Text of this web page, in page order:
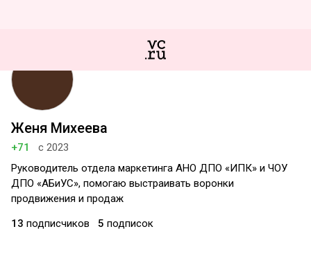
Женя Михеева
+71
с 2023
Руководитель отдела маркетинга АНО ДПО «ИПК» и ЧОУ
ДПО «АБиУС», помогаю выстраивать воронки
продвижения и продаж
13 подписчиков 5 подписок